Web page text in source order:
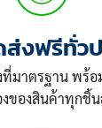
งฟรีทั่วป
มาตรฐาน พร้
ของสินค้าทุกชิ้